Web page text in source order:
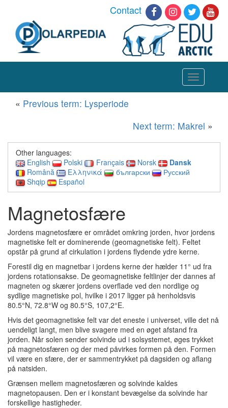
Contact
Toggle
navigation
« Previous term: Lysperiode
Next term: Makrel »
Other languages:
English
Polski Français Norsk
Dansk
Română
Ελληνικά български
Русский
Shqip
Español
Magnetosfære
Jordens magnetosfære er området omkring jorden, hvor jordens
magnetiske felt er dominerende (geomagnetiske felt). Feltet
opstår på grund af cirkulation i jordens flydende ydre kerne.
Forestil dig en magnetbar i jordens kerne der hælder 11° ud fra
jordens rotationsakse. De geomagnetiske feltlinjer der dannes af
magneten og skærer jordens overflade ved den nordlige og
sydlige magnetiske pol, hvilke i 2017 ligger på henholdsvis
80.5°N, 72.8°W og 80.5°S, 107,2°E.
Hvis det geomagnetiske felt var det eneste i universet, ville det nå
uendeligt langt, men blive svagere med en øget afstand fra
jorden. Når solen sender solvinde ud i solsystemet, øges trykket
på magnetosfæren og der med påvirkes formen på den. Formen
vil være en sfære, der er sammentrykket på dagsiden og aflang
på natsiden.
Grænsen mellem magnetosfæren og solvinde kaldes
magnetopausen. Den er i konstant bevægelse da solvinde har
forskellige hastigheder.